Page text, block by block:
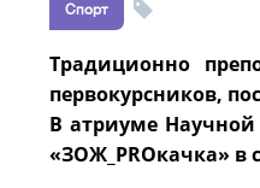
Спорт
Традиционно
первокурсников,
В атриуме Научной
«ЗОЖ_PROкачка» в